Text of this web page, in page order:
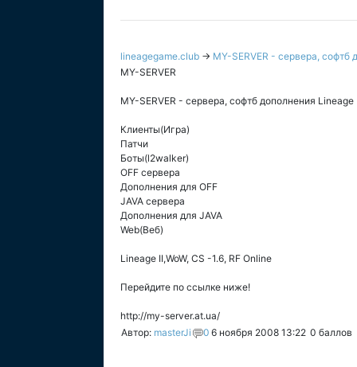
lineagegame.club → MY-SERVER - сервера, софтб
MY-SERVER
MY-SERVER - сервера, софтб дополнения Lineage
Клиенты(Игра)
Патчи
Боты(l2walker)
OFF сервера
Дополнения для OFF
JAVA сервера
Дополнения для JAVA
Web(Веб)
Lineage II,WoW, CS -1.6, RF Online
Перейдите по ссылке ниже!
http://my-server.at.ua/
Автор: masterJi 0 6 ноября 2008 13:22 0 баллов